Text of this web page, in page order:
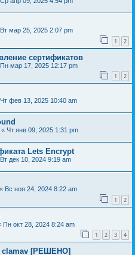
Вт мар 25, 2025 2:07 pm
1 2
сертификатов
Пн мар 17, 2025 12:17 pm
1 2
Чт фев 13, 2025 10:40 am
« Чт янв 09, 2025 1:31 pm
Lets Encrypt
Вт дек 10, 2024 9:19 am
« Вс ноя 24, 2024 8:22 am
1 2
Пн окт 28, 2024 8:24 am
1 2 3 4
clamav [РЕШЕНО]